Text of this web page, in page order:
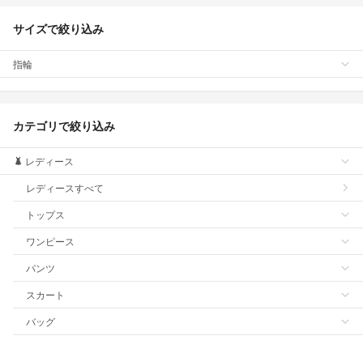
サイズで絞り込み
指輪
カテゴリで絞り込み
レディース
レディースすべて
トップス
ワンピース
パンツ
スカート
バッグ